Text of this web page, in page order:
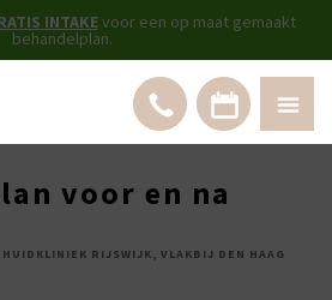
INTAKEvoor een op maat gemaakt
behandelplan.
voor en na
RIJSWIJK, VLAKBIJ DEN HAAG